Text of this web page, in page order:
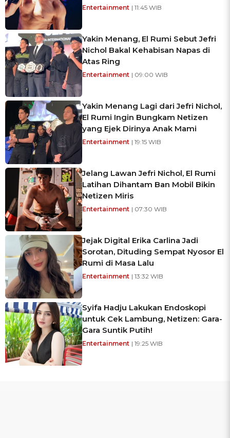
Entertainment | 11:45 WIB
Yakin Menang, El Rumi Sebut Jefri
Nichol Bakal Kehabisan Napas di
Atas Ring
Entertainment | 09:00 WIB
Yakin Menang Lagi dari Jefri Nichol,
El Rumi Ingin Bungkam Netizen
yang Ejek Dirinya Anak Mami
Entertainment | 19:15 WIB
Jelang Lawan Jefri Nichol, El Rumi
Latihan Dihantam Ban Mobil Bikin
Netizen Miris
Entertainment | 07:30 WIB
Jejak Digital Erika Carlina Jadi
Sorotan, Dituding Sempat Nyosor El
Rumi di Masa Lalu
Entertainment | 13:32 WIB
Syifa Hadju Lakukan Endoskopi
untuk Cek Lambung, Netizen: Gara-
Gara Suntik Putih!
Entertainment | 19:25 WIB